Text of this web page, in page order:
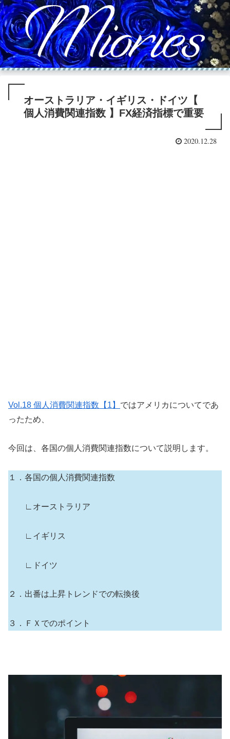
オーストラリア・イギリス・ドイツ【
個人消費関連指数 】FX経済指標で重要
2020.12.28
Vol.18 個人消費関連指数【1】 ではアメリカについてであ
ったため、
今回は、各国の個人消費関連指数について説明します。
１．各国の個人消費関連指数
∟オーストラリア
∟イギリス
∟ドイツ
２．出番は上昇トレンドでの転換後
３．ＦＸでのポイント